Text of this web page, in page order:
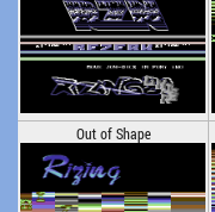
Out of Shape